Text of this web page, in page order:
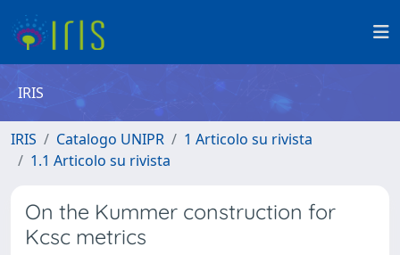
IRIS
IRIS Catalogo UNIPR
1 Articolo su rivista
1.1 Articolo su rivista
On the Kummer construction for
Kcsc metrics